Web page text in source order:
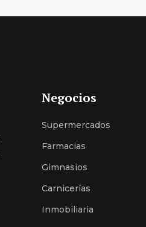
Negocios
Supermercados
Farmacias
Gimnasios
Carnicerías
Inmobiliaria